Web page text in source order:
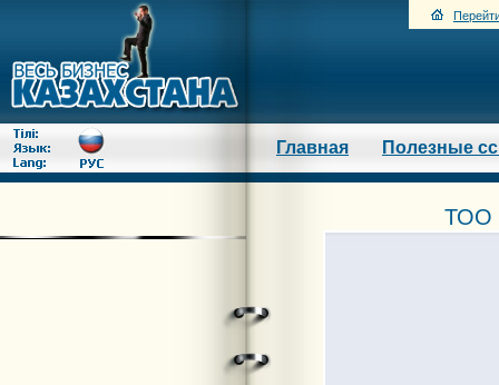
Главная Полезные
ТОО